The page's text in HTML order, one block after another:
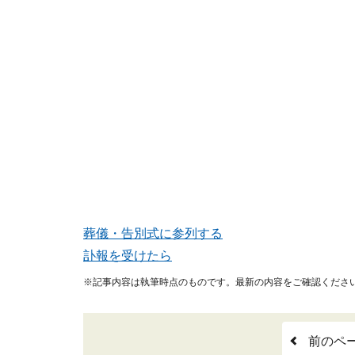
葬儀・告別式に参列する
訃報を受けたら
※記事内容は執筆時点のものです。最新の内容をご確認くださ
前のペ